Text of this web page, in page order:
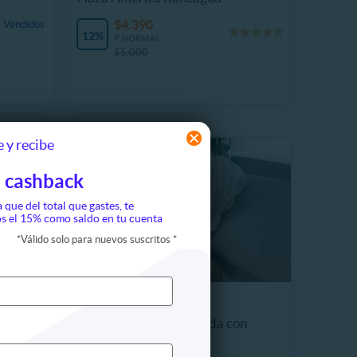
12%
$4.390
Limpieza Facial Profunda con
y recibe
cashback
que del total que gastes, te
el 15% como saldo en tu cuenta
*Válido solo para nuevos suscritos *